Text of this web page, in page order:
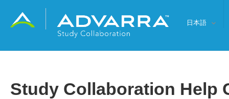
日本語
Study Collaboration Help